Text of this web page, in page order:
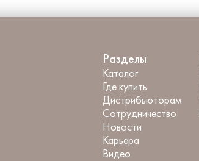
Разделы
Каталог
Где купить
Дистрибьюторам
Сотрудничество
Новости
Карьера
Видео